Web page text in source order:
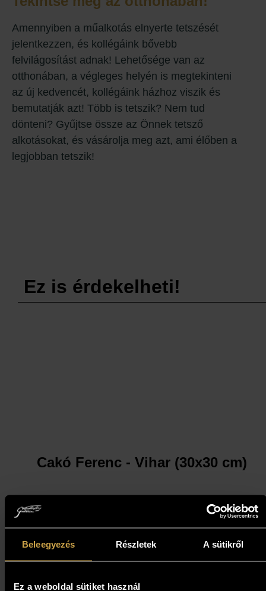
Beleegyezés Részletek A sütikről
Ez a weboldal sütiket használ
Amennyiben a műalkotás elnyerte tetszését
jelentkezzen, és kollégáink bővebb
felvilágosítást adnak! Lehetősége van az
otthonában, a végleges helyén is megtekinteni
az új kedvencét, kollégáink házhoz viszik és
bemutatják azt! Több is tetszik? Nem tud
dönteni? Gyűjtse össze az Önnek tetsző
alkotásokat, és vásárolja meg azt, ami élőben a
legjobban tetszik!
Ez is érdekelheti!
Cakó Ferenc - Vihar (30x30 cm)
Kosárba teszem